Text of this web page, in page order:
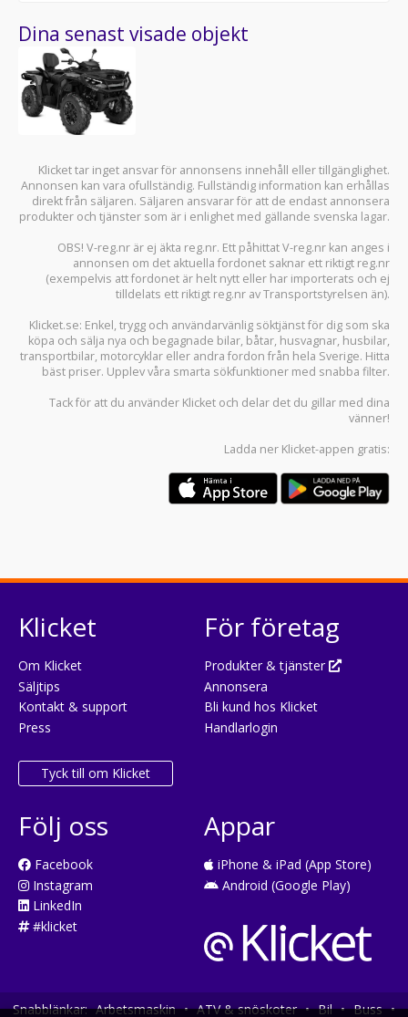
Dina senast visade objekt
Klicket tar inget ansvar för annonsens innehåll eller tillgänglighet.
Annonsen kan vara ofullständig. Fullständig information kan erhållas
direkt från säljaren. Säljaren ansvarar för att de endast annonsera
produkter och tjänster som är i enlighet med gällande svenska lagar.
OBS! V-reg.nr är ej äkta reg.nr. Ett påhittat V-reg.nr kan anges i
annonsen om det aktuella fordonet saknar ett riktigt reg.nr
(exempelvis att fordonet är helt nytt eller har importerats och ej
tilldelats ett riktigt reg.nr av Transportstyrelsen än).
Klicket.se: Enkel, trygg och användarvänlig söktjänst för dig som ska
köpa och sälja nya och begagnade bilar, båtar, husvagnar, husbilar,
transportbilar, motorcyklar eller andra fordon från hela Sverige. Hitta
bäst priser. Upplev våra smarta sökfunktioner med snabba filter.
Tack för att du använder Klicket och delar det du gillar med dina
vänner!
Ladda ner Klicket-appen gratis:
Klicket
Om Klicket
Säljtips
Kontakt & support
Press
Tyck till om Klicket
För företag
Produkter & tjänster
Annonsera
Bli kund hos Klicket
Handlarlogin
Följ oss
Facebook
Instagram
LinkedIn
#klicket
Appar
iPhone & iPad (App Store)
Android (Google Play)
Snabblänkar: Arbetsmaskin • ATV & snöskoter • Bil • Buss •